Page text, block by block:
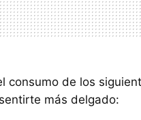
consumo de los
más delgado: